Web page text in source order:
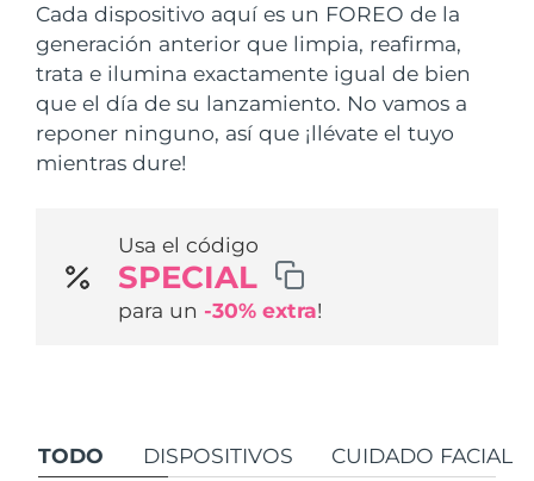
Cada dispositivo aquí es un FOREO de la
generación anterior que limpia, reafirma,
trata e ilumina exactamente igual de bien
que el día de su lanzamiento. No vamos a
reponer ninguno, así que ¡llévate el tuyo
mientras dure!
Usa el código
SPECIAL
para un -30% extra!
TODO DISPOSITIVOS CUIDADO FACIAL
FAQ™ Dual LED Panel
POPULAR
Sorpresas especiales Superventas
Estados Unidos Entrega prevista 10/8/26
Reino Unido Entrega prevista9/8/26
España Entrega prevista9/8/26
Alemania Entrega prevista
Australia Entrega prevista 12/8/26